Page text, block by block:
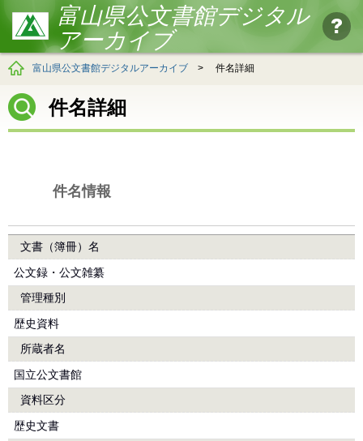
富山県公文書館デジタル
アーカイブ
富山県公文書館デジタルアーカイブ > 件名詳細
件名詳細
件名情報
文書（簿冊）名
公文録・公文雑纂
管理種別
歴史資料
所蔵者名
国立公文書館
資料区分
歴史文書